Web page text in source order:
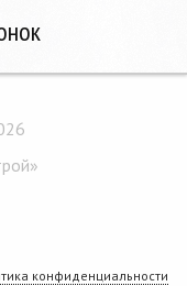
конфиденциальности